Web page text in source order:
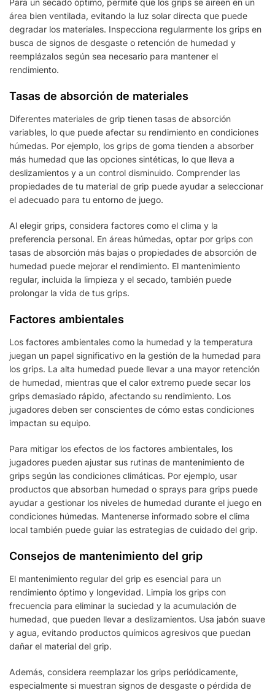
Para un secado óptimo, permite que los grips se aireen en un
área bien ventilada, evitando la luz solar directa que puede
degradar los materiales. Inspecciona regularmente los grips en
busca de signos de desgaste o retención de humedad y
reemplázalos según sea necesario para mantener el
rendimiento.
Tasas de absorción de materiales
Diferentes materiales de grip tienen tasas de absorción
variables, lo que puede afectar su rendimiento en condiciones
húmedas. Por ejemplo, los grips de goma tienden a absorber
más humedad que las opciones sintéticas, lo que lleva a
deslizamientos y a un control disminuido. Comprender las
propiedades de tu material de grip puede ayudar a seleccionar
el adecuado para tu entorno de juego.
Al elegir grips, considera factores como el clima y la
preferencia personal. En áreas húmedas, optar por grips con
tasas de absorción más bajas o propiedades de absorción de
humedad puede mejorar el rendimiento. El mantenimiento
regular, incluida la limpieza y el secado, también puede
prolongar la vida de tus grips.
Factores ambientales
Los factores ambientales como la humedad y la temperatura
juegan un papel significativo en la gestión de la humedad para
los grips. La alta humedad puede llevar a una mayor retención
de humedad, mientras que el calor extremo puede secar los
grips demasiado rápido, afectando su rendimiento. Los
jugadores deben ser conscientes de cómo estas condiciones
impactan su equipo.
Para mitigar los efectos de los factores ambientales, los
jugadores pueden ajustar sus rutinas de mantenimiento de
grips según las condiciones climáticas. Por ejemplo, usar
productos que absorban humedad o sprays para grips puede
ayudar a gestionar los niveles de humedad durante el juego en
condiciones húmedas. Mantenerse informado sobre el clima
local también puede guiar las estrategias de cuidado del grip.
Consejos de mantenimiento del grip
El mantenimiento regular del grip es esencial para un
rendimiento óptimo y longevidad. Limpia los grips con
frecuencia para eliminar la suciedad y la acumulación de
humedad, que pueden llevar a deslizamientos. Usa jabón suave
y agua, evitando productos químicos agresivos que puedan
dañar el material del grip.
Además, considera reemplazar los grips periódicamente,
especialmente si muestran signos de desgaste o pérdida de